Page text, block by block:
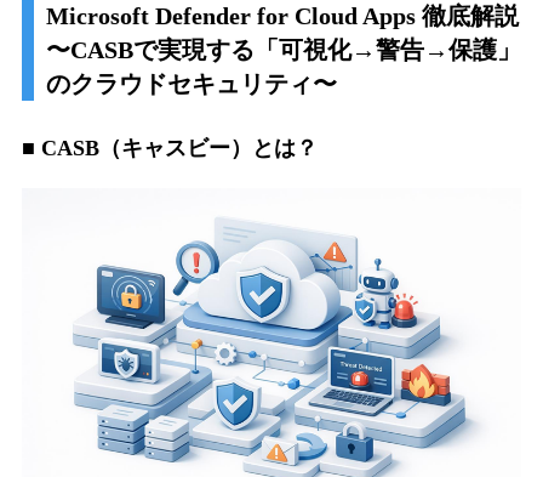
Microsoft Defender for Cloud Apps 徹底解説
〜CASBで実現する「可視化→警告→保護」
のクラウドセキュリティ〜
■ CASB（キャスビー）とは？